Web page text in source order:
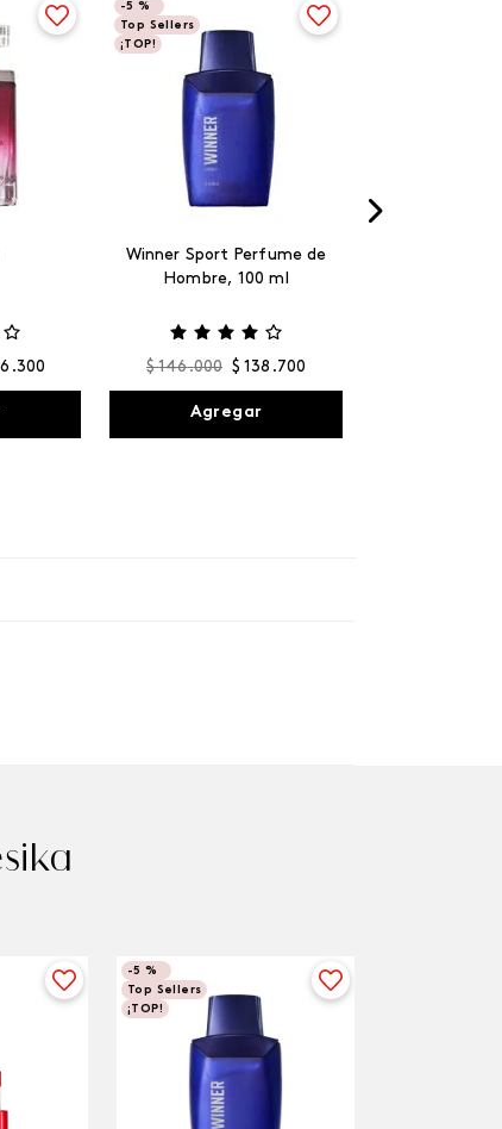
.300
-5 %
Top Sellers
¡TOP!
Winner Sport Perfume de
Hombre, 100 ml
$ 146.000 $ 138 .700
Agregar
-5 %
Top Sellers
¡TOP!